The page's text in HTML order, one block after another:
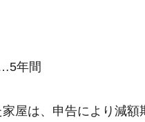
年間
屋は、申告により減額